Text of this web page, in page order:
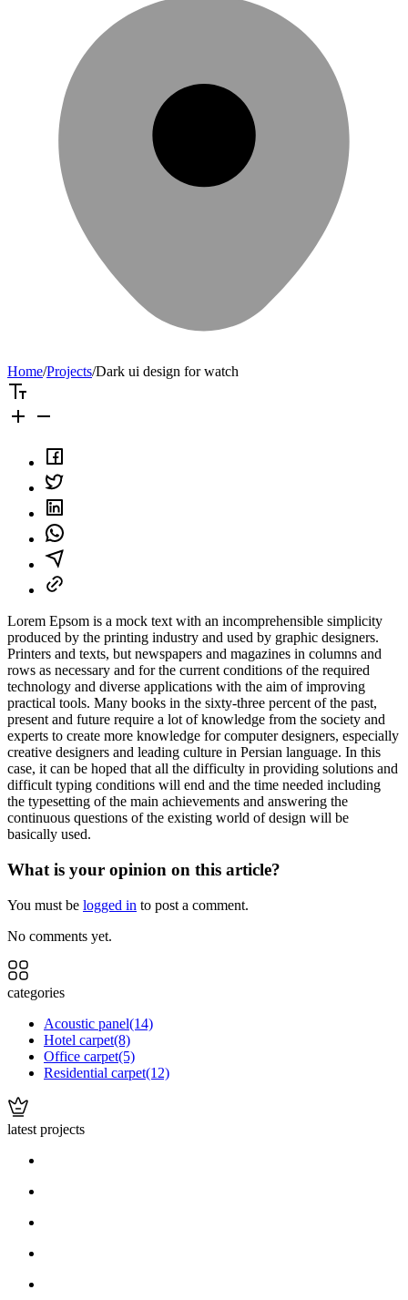
Home/Projects/Dark ui design for watch
Lorem Epsom is a mock text with an incomprehensible simplicity
produced by the printing industry and used by graphic designers.
Printers and texts, but newspapers and magazines in columns and
rows as necessary and for the current conditions of the required
technology and diverse applications with the aim of improving
practical tools. Many books in the sixty-three percent of the past,
present and future require a lot of knowledge from the society and
experts to create more knowledge for computer designers, especially
creative designers and leading culture in Persian language. In this
case, it can be hoped that all the difficulty in providing solutions and
difficult typing conditions will end and the time needed including
the typesetting of the main achievements and answering the
continuous questions of the existing world of design will be
basically used.
What is your opinion on this article?
You must be logged in to post a comment.
No comments yet.
categories
Acoustic panel(14)
Hotel carpet(8)
Office carpet(5)
Residential carpet(12)
latest projects